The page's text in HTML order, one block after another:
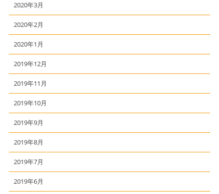
2020年3月
2020年2月
2020年1月
2019年12月
2019年11月
2019年10月
2019年9月
2019年8月
2019年7月
2019年6月